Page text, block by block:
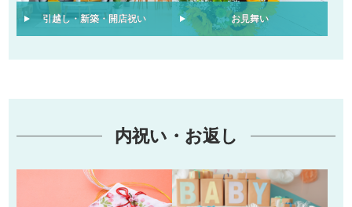
引越し・新築・開店祝い お見舞い
内祝い・お返し